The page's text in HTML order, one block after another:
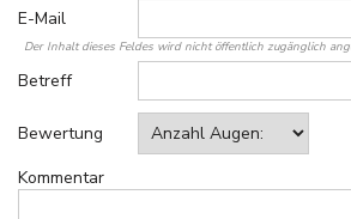
E-Mail
Der Inhalt dieses Feldes wird nicht öffentlich zugänglich
Betreff
Bewertung
Kommentar